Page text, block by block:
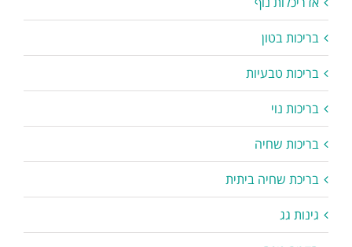
בריכות בטון
בריכות טבעיות
בריכות נוי
בריכות שחיה
בריכת שחיה ביתית
גינות גג